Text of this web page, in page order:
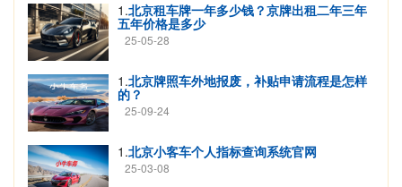
1.北京租车牌一年多少钱？京牌出租二年三年
五年价格是多少
25-05-28
1.北京牌照车外地报废，补贴申请流程是怎样
的？
25-09-24
1.北京小客车个人指标查询系统官网
25-03-08